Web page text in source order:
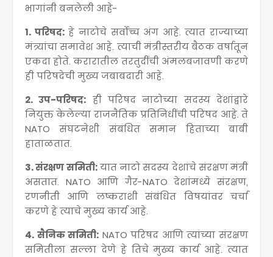
भागांनी बनलेली आहे-
1. परिषद:हे नाटोचे सर्वोच्च अंग आहे. त्यात राज्याच्या
मंत्र्यांचा समावेश आहे. त्याची मंत्रीस्तरीय बैठक वर्षातून
एकदा होते. करारातील तरतुदींची अंमलबजावणी करणे
ही परिषदेची मुख्य जबाबदारी आहे.
2. उप-परिषद: ही परिषद नाटोच्या सदस्य देशांद्वारे
नियुक्त केलेल्या राजनैतिक प्रतिनिधींची परिषद आहे. ते
NATO संघटनेशी संबंधित समान हिताच्या बाबी
हाताळतात.
3. संरक्षण समिती:यात नाटो सदस्य देशांचे संरक्षण मंत्री
असतात. NATO आणि गैर-NATO देशांमध्ये संरक्षण,
रणनीती आणि लष्कराशी संबंधित विषयांवर चर्चा
करणे हे त्याचे मुख्य कार्य आहे.
4. सैनिक समिती: NATO परिषद आणि त्यांच्या संरक्षण
समितीला सल्ला देणे हे तिचे मुख्य कार्य आहे. त्यात